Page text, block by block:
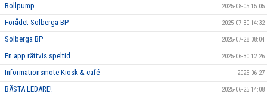
Bollpump 2025-08-05 15:05
Förådet Solberga BP 2025-07-30 14:32
Solberga BP 2025-07-28 08:04
En app rättvis speltid 2025-06-30 12:26
Informationsmöte Kiosk & café 2025-06-27
BÄSTA LEDARE! 2025-06-25 14:08